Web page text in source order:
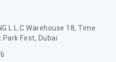
L.L.C.Warehouse 18, Time
First, Dubai